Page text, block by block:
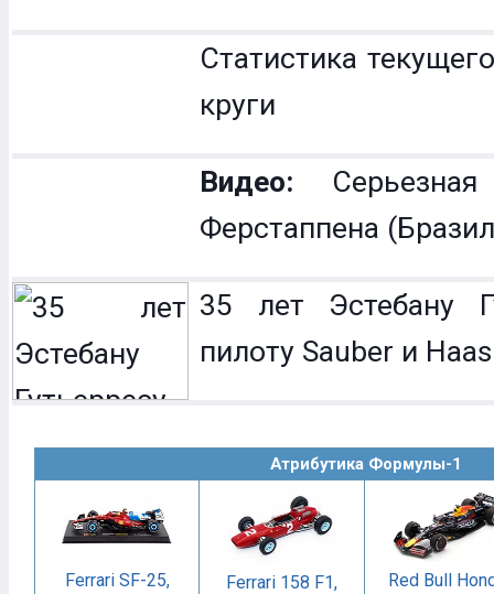
Статистика
круги
Видео:
Ферстаппена
35 лет Эстебану
пилоту Sauber и Haas
Атрибутика Формулы-1
Ferrari SF-25,
Ferrari 158 F1,
Red Bull